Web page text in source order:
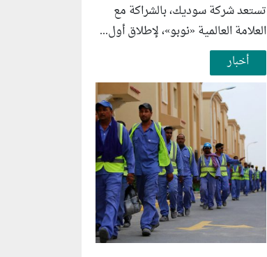
تستعد شركة سوديك، بالشراكة مع
العلامة العالمية «نوبو»، لإطلاق أول...
أخبار